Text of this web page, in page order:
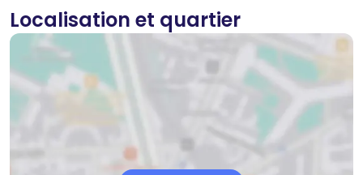
Localisation et quartier